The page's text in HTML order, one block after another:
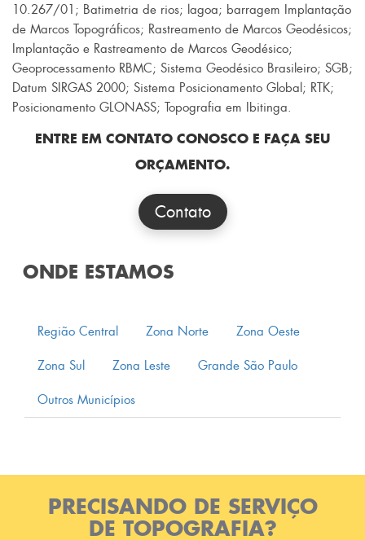
10.267/01 ; Batimetria de rios; lagoa; barragem Implantação
de Marcos Topográficos; Rastreamento de Marcos Geodésicos;
Implantação e Rastreamento de Marcos Geodésico;
Geoprocessamento RBMC; Sistema Geodésico Brasileiro; SGB;
Datum SIRGAS 2000; Sistema Posicionamento Global; RTK;
Posicionamento GLONASS; Topografia em Ibitinga.
ENTRE EM CONTATO CONOSCO E FAÇA SEU
ORÇAMENTO.
Contato
ONDE ESTAMOS
Região Central Zona Norte Zona Oeste
Zona Sul Zona Leste Grande São Paulo
Outros Municípios
PRECISANDO DE SERVIÇO
DE TOPOGRAFIA?